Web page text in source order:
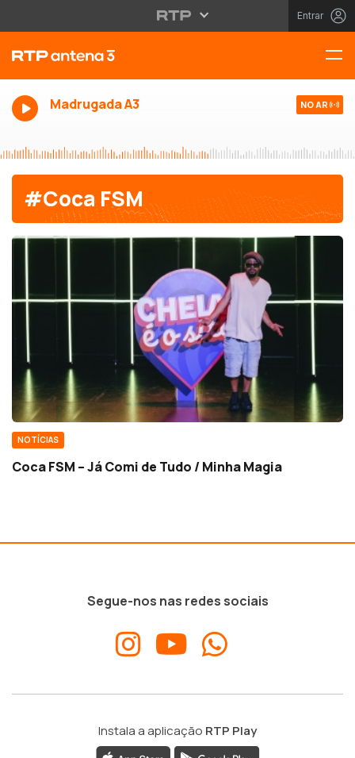
Entrar
Madrugada A3 NO AR
#Coca FSM
NOTÍCIAS
Coca FSM – Já Comi de Tudo / Minha Magia
Segue-nos nas redes sociais
Instala a aplicação RTP Play